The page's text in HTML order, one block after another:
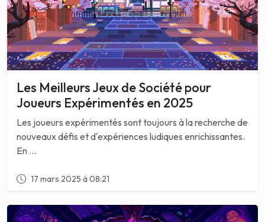
Les Meilleurs Jeux de Société pour
Joueurs Expérimentés en 2025
Les joueurs expérimentés sont toujours à la recherche de
nouveaux défis et d'expériences ludiques enrichissantes.
En ...
17 mars 2025 à 08:21